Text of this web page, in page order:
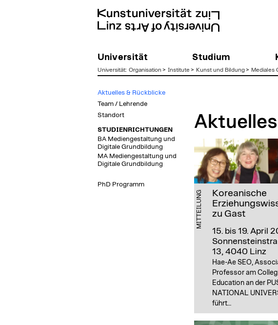
Universität Studium
Universität: Organisation > Institute > Kunst und Bildung> Mediales
Aktuelles & Rückblicke
Team / Lehrende
Standort
STUDIENRICHTUNGEN
BA Mediengestaltung und
Digitale Grundbildung
MA Mediengestaltung und
Digitale Grundbildung
PhD Programm
MITTEILUNG
Koreanische
zu Gast
15. bis 19. April
13, 4040 Linz
Hae-Ae SEO,
Professor am
Education an der
NATIONAL
führt…